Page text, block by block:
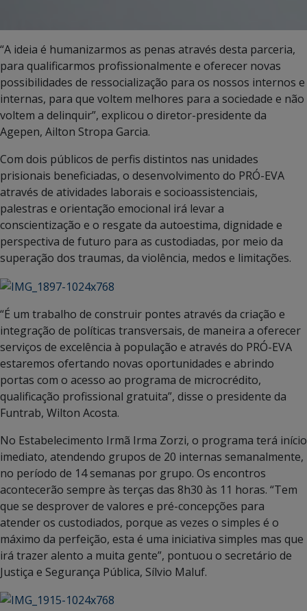
“A ideia é humanizarmos as penas através desta parceria,
para qualificarmos profissionalmente e oferecer novas
possibilidades de ressocialização para os nossos internos e
internas, para que voltem melhores para a sociedade e não
voltem a delinquir”, explicou o diretor-presidente da
Agepen, Ailton Stropa Garcia.
Com dois públicos de perfis distintos nas unidades
prisionais beneficiadas, o desenvolvimento do PRÓ-EVA
através de atividades laborais e socioassistenciais,
palestras e orientação emocional irá levar a
conscientização e o resgate da autoestima, dignidade e
perspectiva de futuro para as custodiadas, por meio da
superação dos traumas, da violência, medos e limitações.
“É um trabalho de construir pontes através da criação e
integração de políticas transversais, de maneira a oferecer
serviços de excelência à população e através do PRÓ-EVA
estaremos ofertando novas oportunidades e abrindo
portas com o acesso ao programa de microcrédito,
qualificação profissional gratuita”, disse o presidente da
Funtrab, Wilton Acosta.
No Estabelecimento Irmã Irma Zorzi, o programa terá início
imediato, atendendo grupos de 20 internas semanalmente,
no período de 14 semanas por grupo. Os encontros
acontecerão sempre às terças das 8h30 às 11 horas. “Tem
que se desprover de valores e pré-concepções para
atender os custodiados, porque as vezes o simples é o
máximo da perfeição, esta é uma iniciativa simples mas que
irá trazer alento a muita gente”, pontuou o secretário de
Justiça e Segurança Pública, Sílvio Maluf.